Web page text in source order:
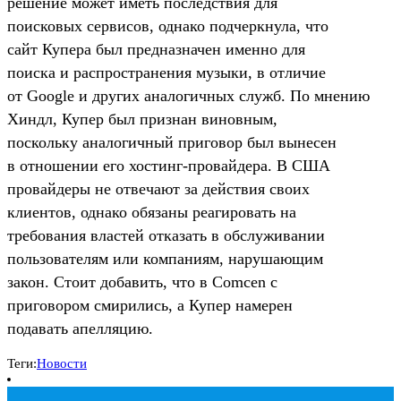
поисковых сервисов, однако подчеркнула, что
сайт Купера был предназначен именно для
поиска и распространения музыки, в отличие
от Google и других аналогичных служб. По мнению
Хиндл, Купер был признан виновным,
поскольку аналогичный приговор был вынесен
в отношении его хостинг-провайдера. В США
провайдеры не отвечают за действия своих
клиентов, однако обязаны реагировать на
требования властей отказать в обслуживании
пользователям или компаниям, нарушающим
закон. Стоит добавить, что в Comcen с
приговором смирились, а Купер намерен
подавать апелляцию.
Теги:Новости